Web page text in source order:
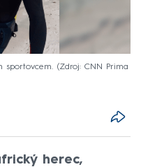
sportovcem.
Zdroj: CNN Prima
herec,